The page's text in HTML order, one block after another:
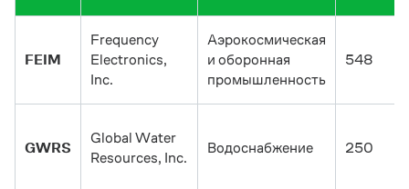
FEIM
Frequency
Electronics,
Inc.
Аэрокосмическая
и оборонная
промышленность
548
GWRS
Global Water
Resources, Inc.
Водоснабжение 250